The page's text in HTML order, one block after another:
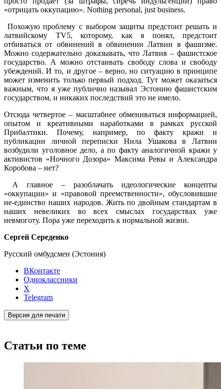
«отрицать оккупацию». Nothing personal, just business.
Похожую проблему с выбором защиты предстоит решать и
латвийскому TV5, которому, как я понял, предстоит
отбиваться от обвинений в обвинении Латвии в фашизме.
Можно содержательно доказывать, что Латвия – фашистское
государство. А можно отстаивать свободу слова и свободу
убеждений. И то, и другое – верно, но ситуацию в принципе
может изменить только первый подход. Тут может оказаться
важным, что я уже публично называл Эстонию фашистским
государством, и никаких последствий это не имело.
Отсюда четвертое – масштабнее обмениваться информацией,
опытом и креативными наработками в рамках русской
Прибалтики. Почему, например, по факту кражи и
публикации личной переписки Нила Ушакова в Латвии
возбудили уголовное дело, а по факту аналогичной кражи у
активистов «Ночного Дозора» Максима Ревы и Александра
Коробова – нет?
А главное – разоблачать идеологические концепты
«оккупации» и «правовой преемственности», обусловившие
не-единство наших народов. Жить по двойным стандартам в
наших невеликих во всех смыслах государствах уже
невмоготу. Пора уже переходить к нормальной жизни.
Сергей Середенко
Русский омбудсмен (Эстония)
ВКонтакте
Одноклассники
X
Telegram
Версия для печати
Статьи по теме